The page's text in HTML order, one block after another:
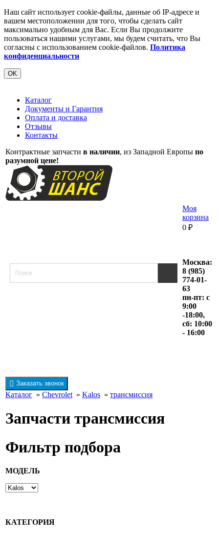
Наш сайт использует cookie-файлы, данные об IP-адресе и
вашем местоположении для того, чтобы сделать сайт
максимально удобным для Вас. Если Вы продолжите
пользоваться нашими услугами, мы будем считать, что Вы
согласны с использованием cookie-файлов. Политика
конфиденциальности
OK
Каталог
Документы и Гарантия
Оплата и доставка
Отзывы
Контакты
Контрактные запчасти в наличии, из Западной Европы по
разумной цене!
Моя
корзина
0 ₽
Москва:
8 (985)
774-01-
63
пн-пт: с
9:00
-18:00,
сб: 10:00
- 16:00
Заказать звонок
Каталог » Chevrolet » Kalos » трансмиссия
Запчасти трансмиссия
Фильтр подбора
МОДЕЛЬ
КАТЕГОРИЯ